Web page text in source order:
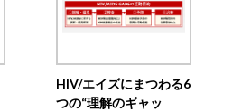
HIV/エイズにまつわる6
つの“理解のギャッ